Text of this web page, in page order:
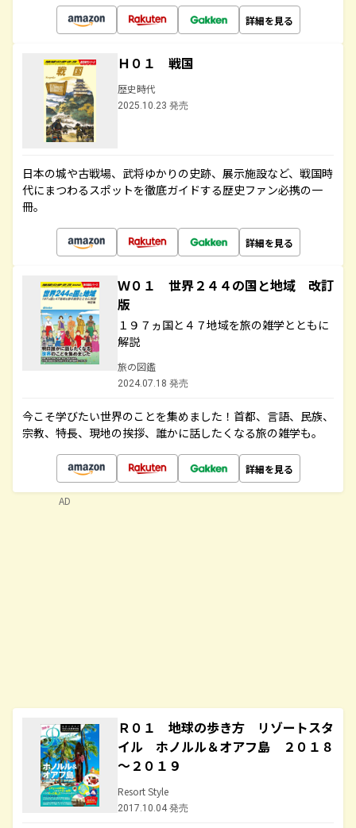
詳細を見る
Ｈ０１ 戦国
歴史時代
2025.10.23 発売
日本の城や古戦場、武将ゆかりの史跡、展示施設など、戦国時
代にまつわるスポットを徹底ガイドする歴史ファン必携の一
冊。
詳細を見る
Ｗ０１ 世界２４４の国と地域 改訂
版
１９７ヵ国と４７地域を旅の雑学とともに
解説
旅の図鑑
2024.07.18 発売
今こそ学びたい世界のことを集めました！首都、言語、民族、
宗教、特長、現地の挨拶、誰かに話したくなる旅の雑学も。
詳細を見る
Ｒ０１ 地球の歩き方 リゾートスタ
イル ホノルル＆オアフ島 ２０１８
～２０１９
Resort Style
2017.10.04 発売
AD